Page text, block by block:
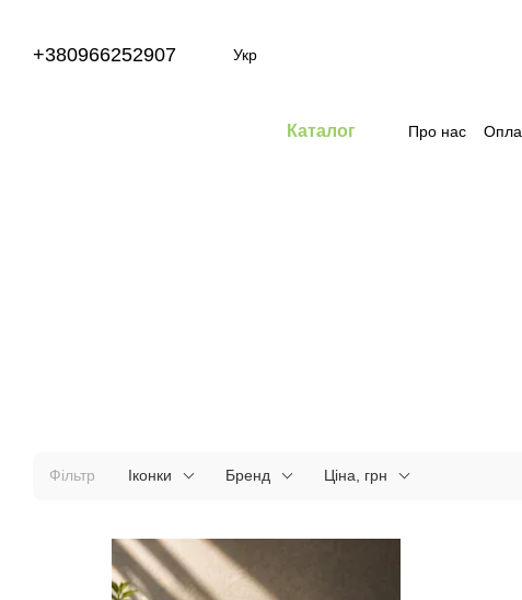
+380966252907 Укр
Каталог Про нас
Фільтр Іконки Бренд Ціна, грн